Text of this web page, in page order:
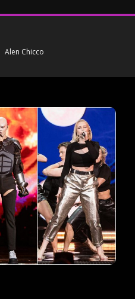
Alen Chicco